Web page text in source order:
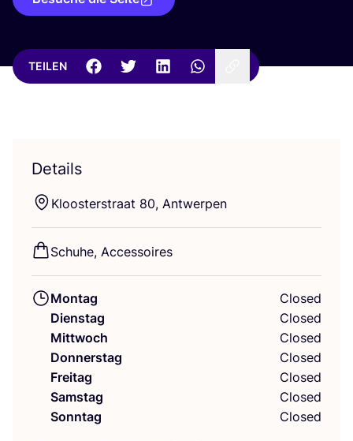
TEILEN
Details
Kloos­ter­stra­at 80, Antwerpen
Schu­he, Accessoires
Montag
Closed
Dienstag
Closed
Mittwoch
Closed
Donnerstag
Closed
Freitag
Closed
Samstag
Closed
Sonntag
Closed